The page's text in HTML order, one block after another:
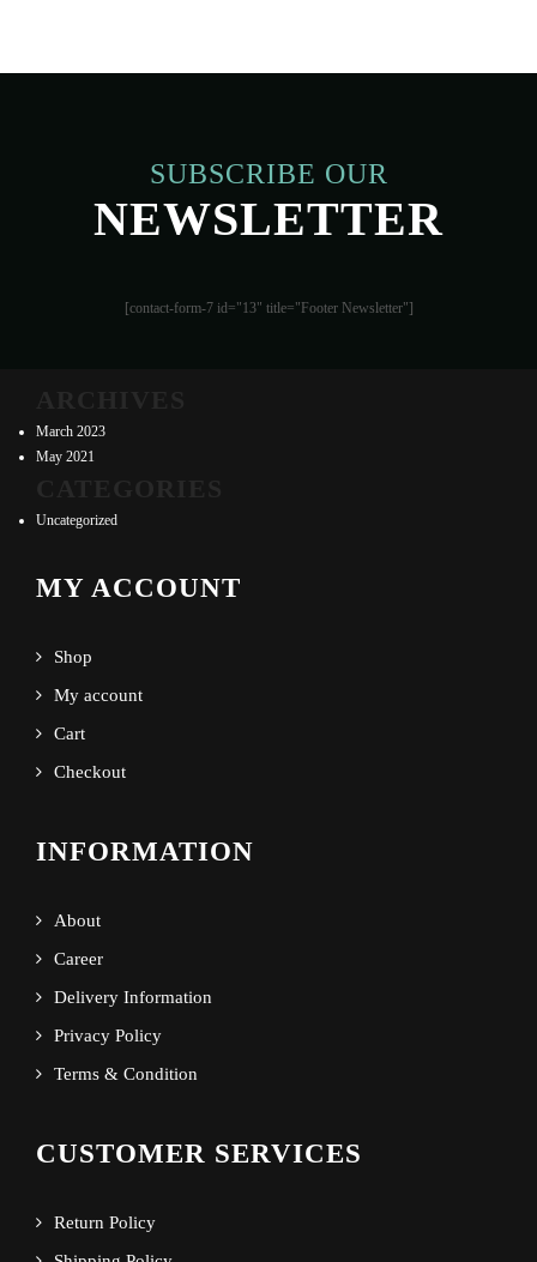
SUBSCRIBE OUR
NEWSLETTER
[contact-form-7 id="13" title="Footer Newsletter"]
March 2023
May 2021
Uncategorized
MY ACCOUNT
Shop
My account
Cart
Checkout
INFORMATION
About
Career
Delivery Information
Privacy Policy
Terms & Condition
CUSTOMER SERVICES
Return Policy